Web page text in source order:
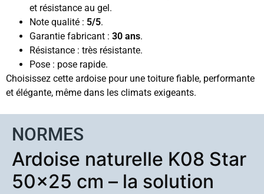
et résistance au gel.
Note qualité : 5/5.
Garantie fabricant : 30 ans.
Résistance : très résistante.
Pose : pose rapide.
Choisissez cette ardoise pour une toiture fiable, performante
et élégante, même dans les climats exigeants.
NORMES
Ardoise naturelle K08 Star
50×25 cm – la solution